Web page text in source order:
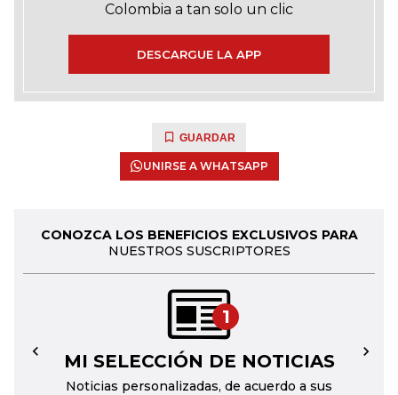
Colombia a tan solo un clic
DESCARGUE LA APP
GUARDAR
UNIRSE A WHATSAPP
CONOZCA LOS BENEFICIOS EXCLUSIVOS PARA
NUESTROS SUSCRIPTORES
1
MI SELECCIÓN DE NOTICIAS
Noticias personalizadas, de acuerdo a sus
← →